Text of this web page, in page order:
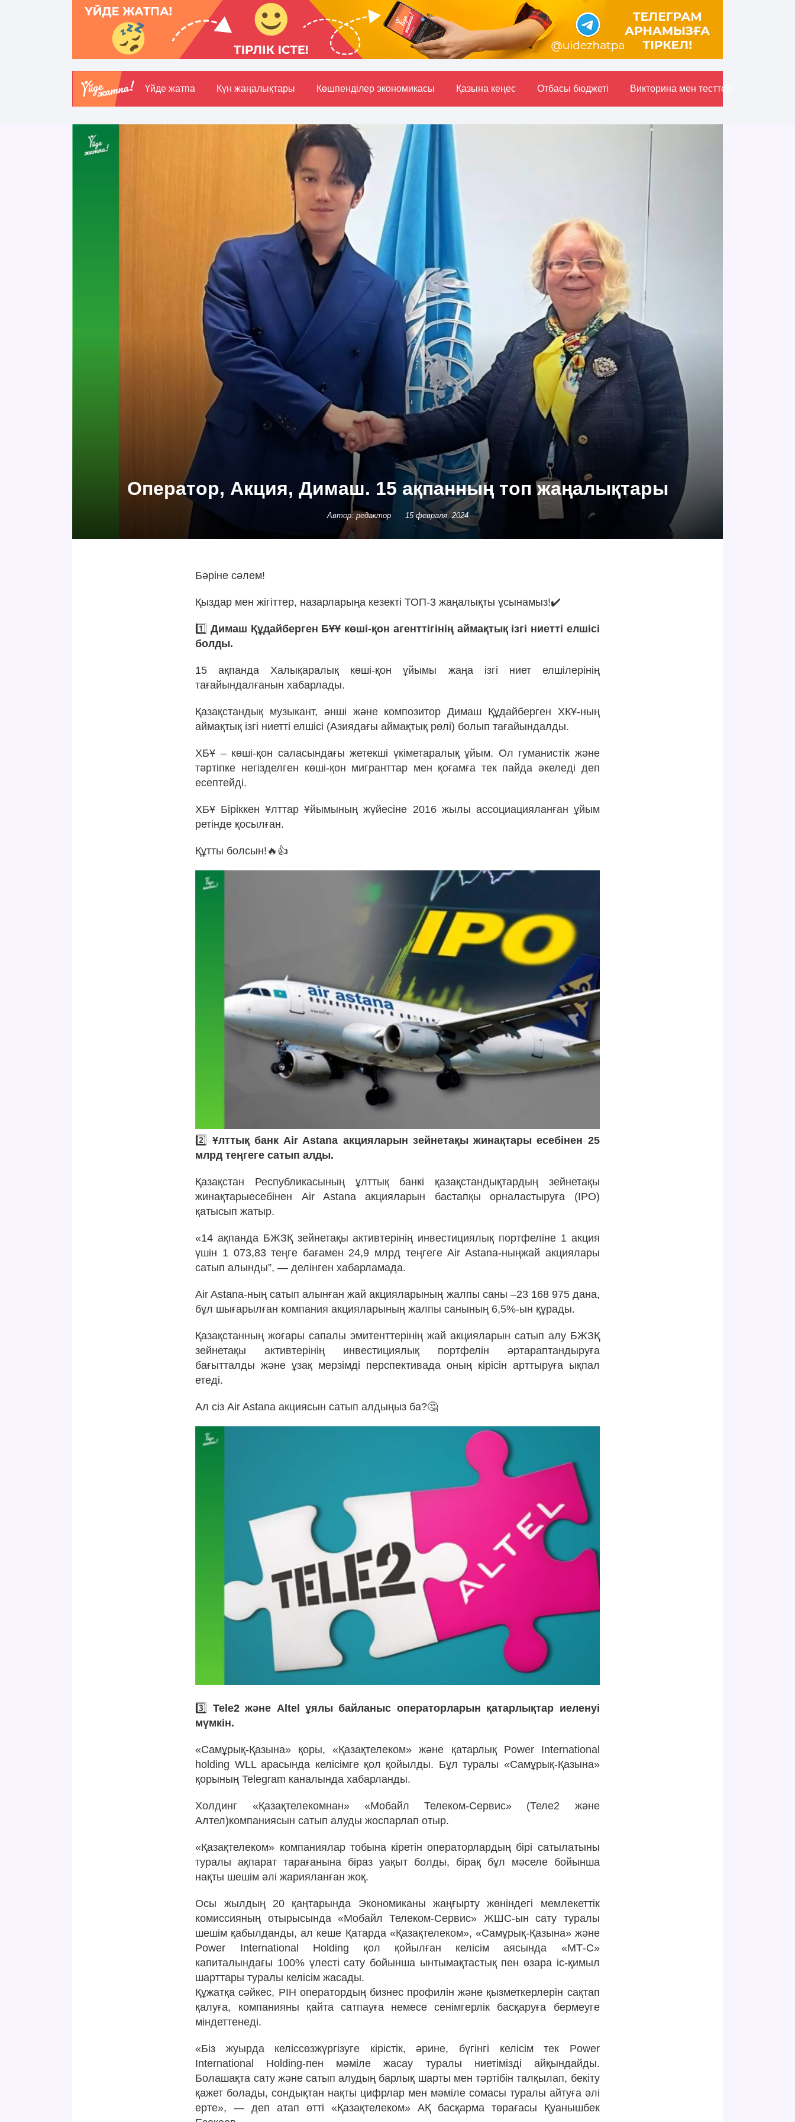
Үйде жатпа Күн жаңалықтары Көшпенділер экономикасы Қазына кеңес Отбасы бюджетi Викторина мен тесттер
Оператор, Акция, Димаш. 15 ақпанның топ жаңалықтары
Автор: редактор 15 февраля, 2024
Бәріне сәлем!
Қыздар мен жігіттер, назарларыңа кезекті ТОП-3 жаңалықты ұсынамыз!✔️
1️⃣Димаш Құдайберген БҰҰ көші-қон агенттігінің аймақтық ізгі ниетті елшісі
болды.
15 ақпанда Халықаралық көші-қон ұйымы жаңа ізгі ниет елшілерінің
тағайындалғанын хабарлады.
Қазақстандық музыкант, әнші және композитор Димаш Құдайберген ХКҰ-ның
аймақтық ізгі ниетті елшісі (Азиядағы аймақтық рөлі) болып тағайындалды.
ХБҰ – көші-қон саласындағы жетекші үкіметаралық ұйым. Ол гуманистік және
тәртіпке негізделген көші-қон мигранттар мен қоғамға тек пайда әкеледі деп
есептейді.
ХБҰ Біріккен Ұлттар Ұйымының жүйесіне 2016 жылы ассоциацияланған ұйым
ретінде қосылған.
Құтты болсын!🔥👍
2️⃣ Ұлттық банк Air Astana акцияларын зейнетақы жинақтары есебінен 25
млрд теңгеге сатып алды.
Қазақстан Республикасының ұлттық банкі қазақстандықтардың зейнетақы
жинақтарыесебінен Air Astana акцияларын бастапқы орналастыруға (IPO)
қатысып жатыр.
«14 ақпанда БЖЗҚ зейнетақы активтерінің инвестициялық портфеліне 1 акция
үшін 1 073,83 теңге бағамен 24,9 млрд теңгеге Air Astana-ныңжай акциялары
сатып алынды”, — делінген хабарламада.
Air Astana-ның сатып алынған жай акцияларының жалпы саны –23 168 975 дана,
бұл шығарылған компания акцияларының жалпы санының 6,5%-ын құрады.
Қазақстанның жоғары сапалы эмитенттерінің жай акцияларын сатып алу БЖЗҚ
зейнетақы активтерінің инвестициялық портфелін әртараптандыруға
бағытталды және ұзақ мерзімді перспективада оның кірісін арттыруға ықпал
етеді.
Ал сіз Air Astana акциясын сатып алдыңыз ба?🤔
3️⃣ Tele2 және Altel ұялы байланыс операторларын қатарлықтар иеленуі
мүмкін.
«Самұрық-Қазына» қоры, «Қазақтелеком» және қатарлық Power International
holding WLL арасында келісімге қол қойылды. Бұл туралы «Самұрық-Қазына»
қорының Telegram каналында хабарланды.
Холдинг «Қазақтелекомнан» «Мобайл Телеком-Сервис» (Теле2 және
Алтел)компаниясын сатып алуды жоспарлап отыр.
«Қазақтелеком» компаниялар тобына кіретін операторлардың бірі сатылатыны
туралы ақпарат тарағанына біраз уақыт болды, бірақ бұл мәселе бойынша
нақты шешім әлі жарияланған жоқ.
Осы жылдың 20 қаңтарында Экономиканы жаңғырту жөніндегі мемлекеттік
комиссияның отырысында «Мобайл Телеком-Сервис» ЖШС-ын сату туралы
шешім қабылданды, ал кеше Қатарда «Қазақтелеком», «Самұрық-Қазына» және
Power International Holding қол қойылған келісім аясында «МТ-С»
капиталындағы 100% үлесті сату бойынша ынтымақтастық пен өзара іс-қимыл
шарттары туралы келісім жасады.
Құжатқа сәйкес, PIH оператордың бизнес профилін және қызметкерлерін сақтап
қалуға, компанияны қайта сатпауға немесе сенімгерлік басқаруға бермеуге
міндеттенеді.
«Біз жуырда келіссөзжүргізуге кірістік, әрине, бүгінгі келісім тек Power
International Holding-пен мәміле жасау туралы ниетімізді айқындайды.
Болашақта сату және сатып алудың барлық шарты мен тәртібін талқылап, бекіту
қажет болады, сондықтан нақты цифрлар мен мәміле сомасы туралы айтуға әлі
ерте», — деп атап өтті «Қазақтелеком» АҚ басқарма төрағасы Қуанышбек